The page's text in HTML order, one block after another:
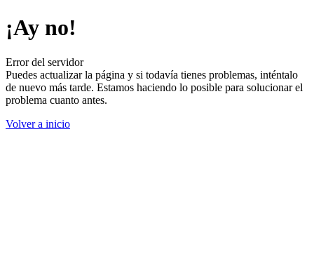
¡Ay no!
Error del servidor
Puedes actualizar la página y si todavía tienes problemas, inténtalo
de nuevo más tarde. Estamos haciendo lo posible para solucionar el
problema cuanto antes.
Volver a inicio